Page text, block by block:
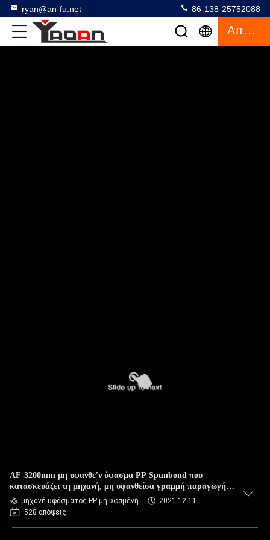
ryan@an-fu.net 86-138-25752088
Απόσπασμα
AF-3200mm μη υφανθε'ν ύφασμα PP Spunbond που
κατασκευάζει τη μηχανή, μη υφανθείσα γραμμή παραγωγής
υφάσματος του S SS SMS
μηχανή υφάσματος PP μη υφαμένη
2021-12-11
528 απόψεις